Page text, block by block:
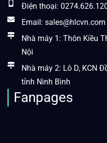
Điện thoại:
Email: sales@hlcvn.com
Nhà máy 1: Thôn Kiều
Nội
Nhà máy 2: Lô D, KCN
tỉnh Ninh Bình
Fanpages